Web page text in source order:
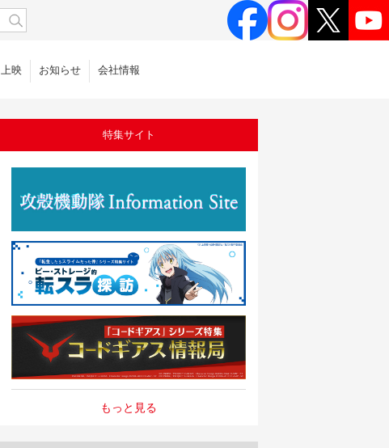
上映 お知らせ 会社情報
特集サイト
もっと見る